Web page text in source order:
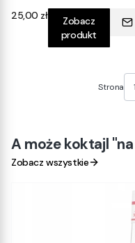
Cena
25,00 zł
Zobacz
produkt
Strona
A może koktajl
Zobacz wszystkie